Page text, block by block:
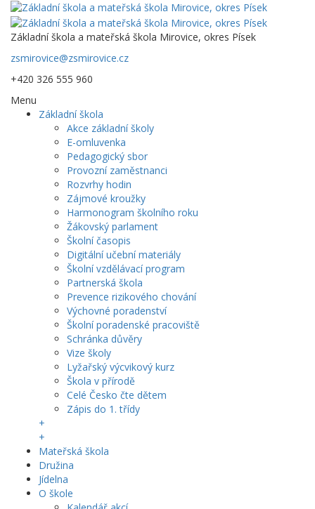
Základní škola a mateřská škola Mirovice, okres Písek
zsmirovice@zsmirovice.cz
+420 326 555 960
Menu
Základní škola
Akce základní školy
E-omluvenka
Pedagogický sbor
Provozní zaměstnanci
Rozvrhy hodin
Zájmové kroužky
Harmonogram školního roku
Žákovský parlament
Školní časopis
Digitální učební materiály
Školní vzdělávací program
Partnerská škola
Prevence rizikového chování
Výchovné poradenství
Školní poradenské pracoviště
Schránka důvěry
Vize školy
Lyžařský výcvikový kurz
Škola v přírodě
Celé Česko čte dětem
Zápis do 1. třídy
+
+
Mateřská škola
Družina
Jídelna
O škole